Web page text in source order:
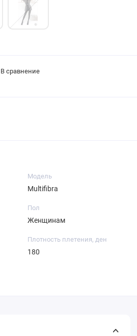
В сравнение
Модель
Multifibra
Пол
Женщинам
Плотность плетения, ден
180